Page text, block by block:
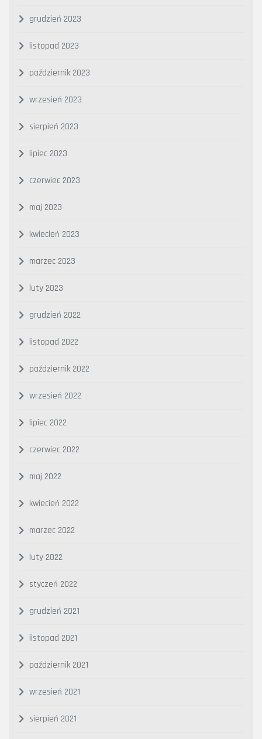
grudzień 2023
listopad 2023
październik 2023
wrzesień 2023
sierpień 2023
lipiec 2023
czerwiec 2023
maj 2023
kwiecień 2023
marzec 2023
luty 2023
grudzień 2022
listopad 2022
październik 2022
wrzesień 2022
lipiec 2022
czerwiec 2022
maj 2022
kwiecień 2022
marzec 2022
luty 2022
styczeń 2022
grudzień 2021
listopad 2021
październik 2021
wrzesień 2021
sierpień 2021